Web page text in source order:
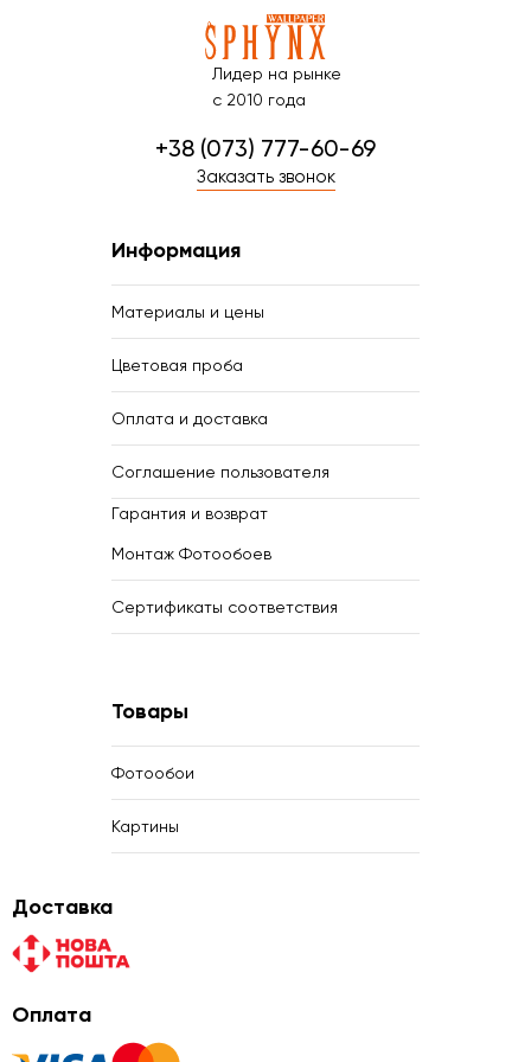
Лидер на рынке
с 2010 года
+38 (073) 777-60-69
Заказать звонок
Информация
Материалы и цены
Цветовая проба
Оплата и доставка
Соглашение пользователя
Гарантия и возврат
Монтаж Фотообоев
Сертификаты соответствия
Товары
Фотообои
Картины
Доставка
Оплата